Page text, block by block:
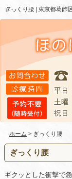
ぎっくり腰 | 東京都葛飾
ホーム > ぎっくり腰
ぎっくり腰
ギクッとした衝撃で